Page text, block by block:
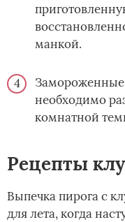
манкой.
Замороженные
необходимо
комнатной
Рецепты
Выпечка пирога с
для лета, когда